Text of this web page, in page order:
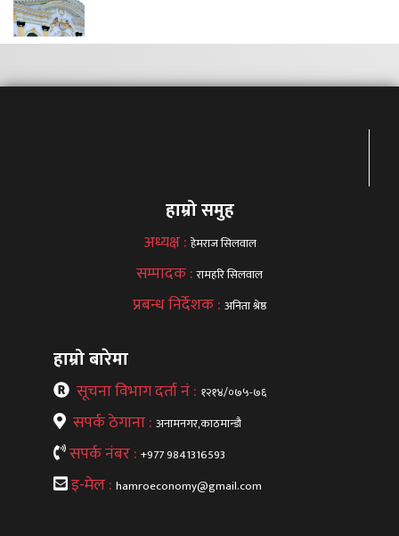
हाम्रो समुह
अध्यक्ष : हेमराज सिलवाल
सम्पादक :रामहरि सिलवाल
प्रबन्ध निर्देशक : अनिता श्रेष्ठ
हाम्रो बारेमा
सूचना विभाग दर्ता नं : १२१४/०७५-७६
सपर्क ठेगाना : अनामनगर,काठमान्डौ
सपर्क नंबर : +977 9841316593
इ-मेल : hamroeconomy@gmail.com